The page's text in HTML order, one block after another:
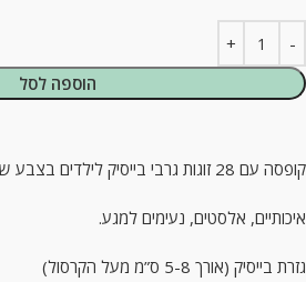
הוספה לסל
קופסה עם 28 זוגות גרבי בייסיק לילדים בצבע שחור
.איכותיים, אלסטים, נעימים למגע
גזרת בייסיק (אורך 5-8 ס”מ מעל הקרסול)